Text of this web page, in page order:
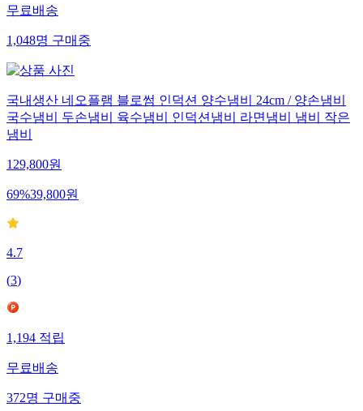
무료배송
1,048명구매중
국내생산 네오플램 블로썸 인덕션 양수냄비 24cm / 양손냄비
국수냄비 두손냄비 육수냄비 인덕션냄비 라면냄비 냄비 작은
냄비
129,800원
69%39,800원
4.7
(3)
1,194적립
무료배송
372명구매중